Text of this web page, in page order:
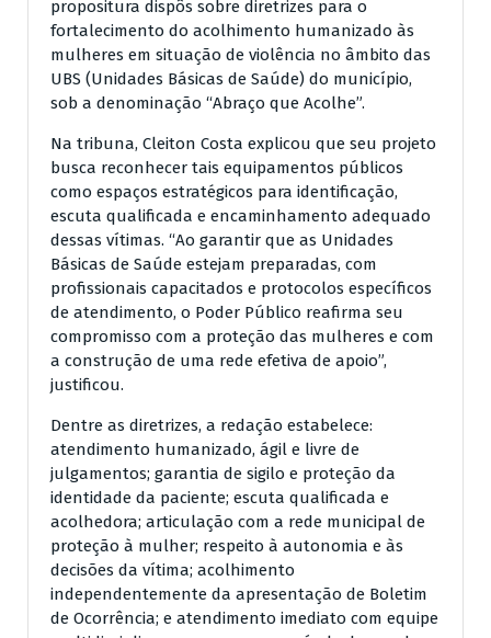
propositura dispôs sobre diretrizes para o
fortalecimento do acolhimento humanizado às
mulheres em situação de violência no âmbito das
UBS (Unidades Básicas de Saúde) do município,
sob a denominação “Abraço que Acolhe”.
Na tribuna, Cleiton Costa explicou que seu projeto
busca reconhecer tais equipamentos públicos
como espaços estratégicos para identificação,
escuta qualificada e encaminhamento adequado
dessas vítimas. “Ao garantir que as Unidades
Básicas de Saúde estejam preparadas, com
profissionais capacitados e protocolos específicos
de atendimento, o Poder Público reafirma seu
compromisso com a proteção das mulheres e com
a construção de uma rede efetiva de apoio”,
justificou.
Dentre as diretrizes, a redação estabelece:
atendimento humanizado, ágil e livre de
julgamentos; garantia de sigilo e proteção da
identidade da paciente; escuta qualificada e
acolhedora; articulação com a rede municipal de
proteção à mulher; respeito à autonomia e às
decisões da vítima; acolhimento
independentemente da apresentação de Boletim
de Ocorrência; e atendimento imediato com equipe